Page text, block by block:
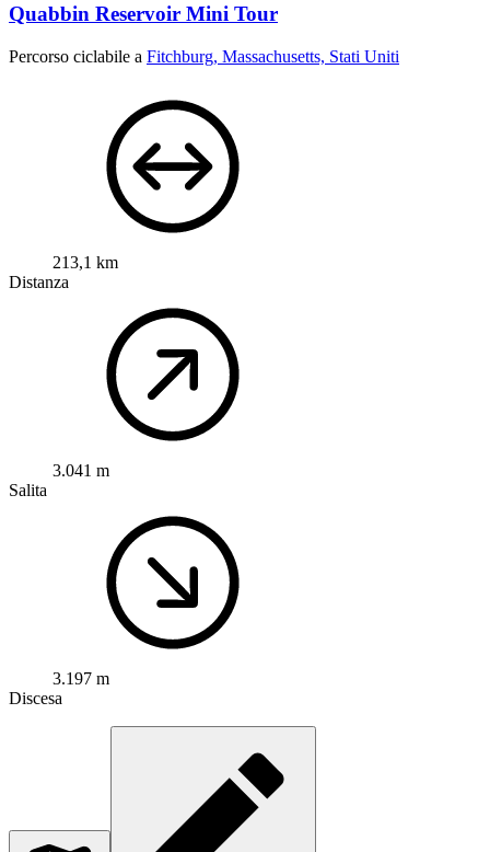
Quabbin Reservoir Mini Tour
Percorso ciclabile a Fitchburg, Massachusetts, Stati Uniti
213,1 km
Distanza
3.041 m
Salita
3.197 m
Discesa